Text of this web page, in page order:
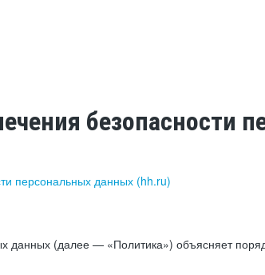
безопасности
персональных данных (hh.ru)
данных (далее — «Политика») объясняет